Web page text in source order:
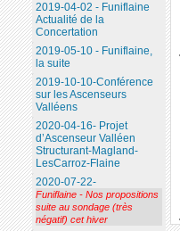
2019-04-02 - Funiflaine
Actualité de la
Concertation
2019-05-10 - Funiflaine,
la suite
2019-10-10-Conférence
sur les Ascenseurs
Valléens
2020-04-16- Projet
d’Ascenseur Valléen
Structurant-Magland-
LesCarroz-Flaine
2020-07-22-
Funiflaine - Nos propositions
suite au sondage (très
négatif) cet hiver